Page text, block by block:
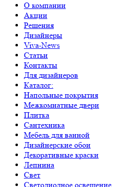
О компании
Акции
Решения
Дизайнеры
Viva-News
Статьи
Контакты
Для дизайнеров
Каталог:
Напольные покрытия
Межкомнатные двери
Плитка
Сантехника
Мебель для ванной
Дизайнерские обои
Декоративные краски
Лепнина
Свет
Светодиодное освещение